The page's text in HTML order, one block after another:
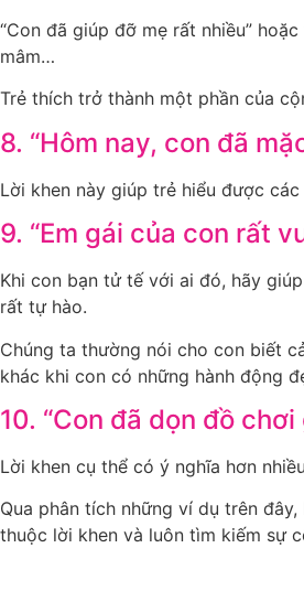
“Con đã giúp đỡ mẹ rất nhiều”
mâm…
Trẻ thích trở thành một phần của
8. “Hôm nay, con đã
Lời khen này giúp trẻ hiểu được
9. “Em gái của con rất
Khi con bạn tử tế với ai đó, hãy
rất tự hào.
Chúng ta thường nói cho con biết
khác khi con có những hành động
10. “Con đã dọn đồ
Lời khen cụ thể có ý nghĩa hơn
Qua phân tích những ví dụ trên
thuộc lời khen và luôn tìm kiếm sự